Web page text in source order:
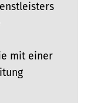
mit einer